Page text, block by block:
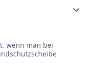
wenn man bei